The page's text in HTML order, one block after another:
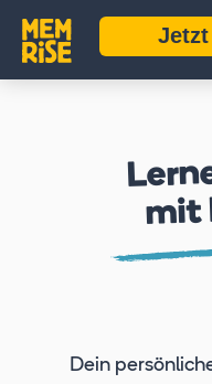
mit
Dein